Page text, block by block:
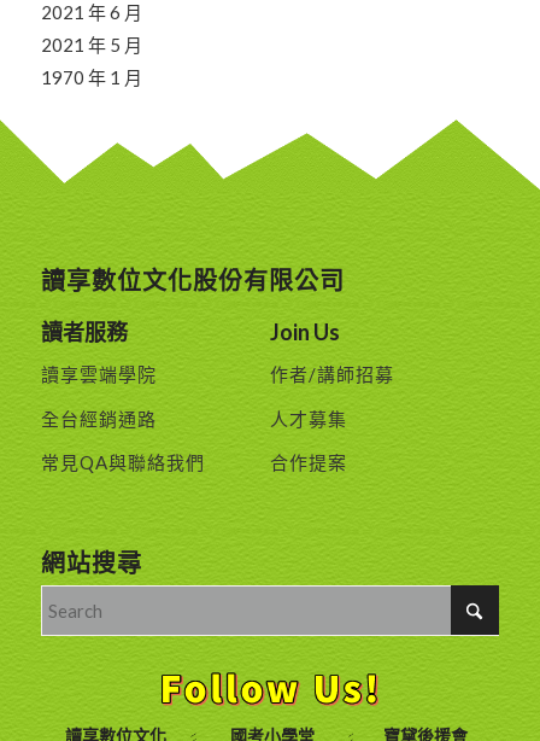
2021 年 6 月
2021 年 5 月
1970 年 1 月
讀享數位文化股份有限公司
讀者服務
讀享雲端學院
全台經銷通路
常見QA與聯絡我們
Join Us
作者/講師招募
人才募集
合作提案
網站搜尋
讀享數位文化 國考小學堂 寶黛後援會